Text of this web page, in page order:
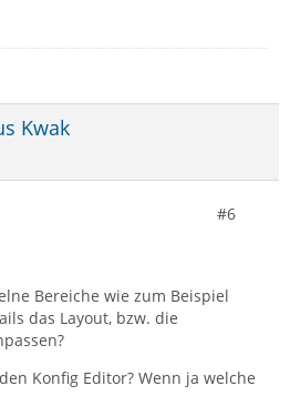
Kwak
#6
Bereiche wie zum Beispiel
das Layout, bzw. die
Konfig Editor? Wenn ja welche